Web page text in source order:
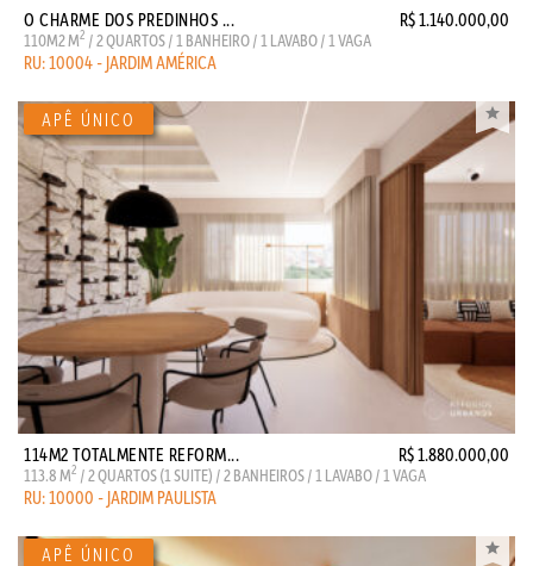
O CHARME DOS PREDINHOS ... R$ 1.140.000,00
110M2 M2 / 2 QUARTOS / 1 BANHEIRO / 1 LAVABO / 1 VAGA
RU: 10004 - JARDIM AMÉRICA
114M2 TOTALMENTE REFORM... R$ 1.880.000,00
113.8 M2 / 2 QUARTOS (1 SUITE) / 2 BANHEIROS / 1 LAVABO / 1 VAGA
RU: 10000 - JARDIM PAULISTA